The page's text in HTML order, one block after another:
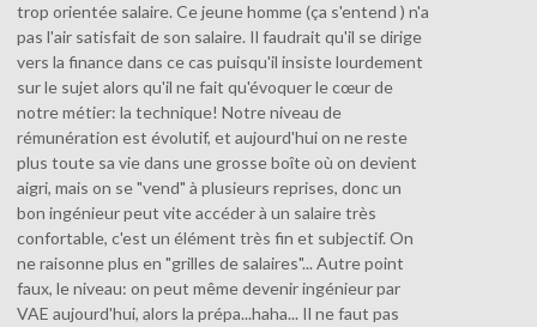
trop orientée salaire. Ce jeune homme (ça s'entend ) n'a
pas l'air satisfait de son salaire. Il faudrait qu'il se dirige
vers la finance dans ce cas puisqu'il insiste lourdement
sur le sujet alors qu'il ne fait qu'évoquer le cœur de
notre métier: la technique! Notre niveau de
rémunération est évolutif, et aujourd'hui on ne reste
plus toute sa vie dans une grosse boîte où on devient
aigri, mais on se "vend" à plusieurs reprises, donc un
bon ingénieur peut vite accéder à un salaire très
confortable, c'est un élément très fin et subjectif. On
ne raisonne plus en "grilles de salaires"... Autre point
faux, le niveau: on peut même devenir ingénieur par
VAE aujourd'hui, alors la prépa...haha... Il ne faut pas